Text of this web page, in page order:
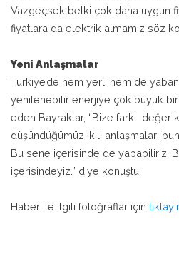
Vazgeçsek belki çok daha uygun
fiyatlara da elektrik almamız söz
Yeni Anlaşmalar
Türkiye’de hem yerli hem de
yenilenebilir enerjiye çok büyük
eden Bayraktar, “Bize farklı değer
düşündüğümüz ikili anlaşmaları
Bu sene içerisinde de yapabiliriz.
içerisindeyiz.” diye konuştu.
Haber ile ilgili fotoğraflar için